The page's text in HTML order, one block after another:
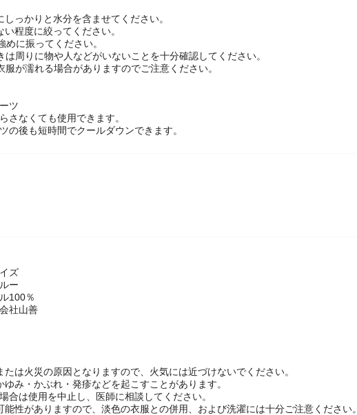
っかりと水分を含ませてください。
程度に絞ってください。
に振ってください。
周りに物や人などがいないことを十分確認してください。
が濡れる場合がありますのでご注意ください。
ツ
さなくても使用できます。
の後も短時間でクールダウンできます。
ズ
ー
100％
社山善
たは火災の原因となりますので、火気には近づけないでください。
み・かぶれ・発疹などを起こすことがあります。
合は使用を中止し、医師に相談してください。
能性がありますので、淡色の衣服との併用、および洗濯には十分ご注意ください。